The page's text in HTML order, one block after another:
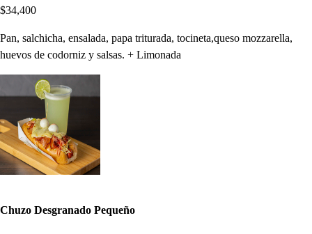
$34,400
Pan, salchicha, ensalada, papa triturada, tocineta,queso mozzarella,
huevos de codorniz y salsas. + Limonada
Chuzo Desgranado Pequeño